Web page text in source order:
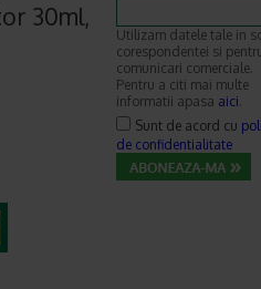
30ml,
Utilizam datele tale in
corespondentei si
comunicari comerciale.
Pentru a citi mai multe
informatii apasa aici.
Sunt de acord cu
de confidentialitate